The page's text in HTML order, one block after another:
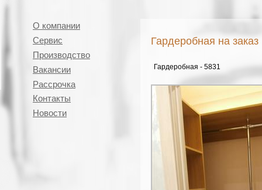
О компании
Сервис
Производство
Вакансии
Рассрочка
Контакты
Новости
Гардеробная на заказ
Гардеробная - 5831